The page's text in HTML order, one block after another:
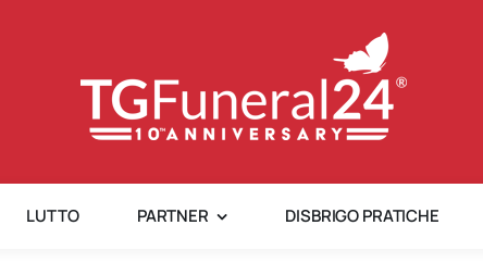
LUTTO PARTNER DISBRIGO PRATICHE